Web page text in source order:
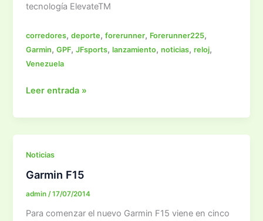
tecnología ElevateTM
corredores,deporte,forerunner, Forerunner225,
Garmin,GPF,JFsports,lanzamiento,noticias,reloj,
Venezuela
Nuevo
Forerunner
235
Leer entrada »
Noticias
Garmin F15
admin/17/07/2014
Para comenzar el nuevo Garmin F15 viene en cinco